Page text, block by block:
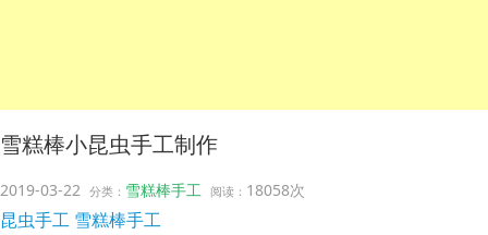
雪糕棒小昆虫手工制作
2019-03-22 分类： 雪糕棒手工 阅读： 18058次
昆虫手工 雪糕棒手工